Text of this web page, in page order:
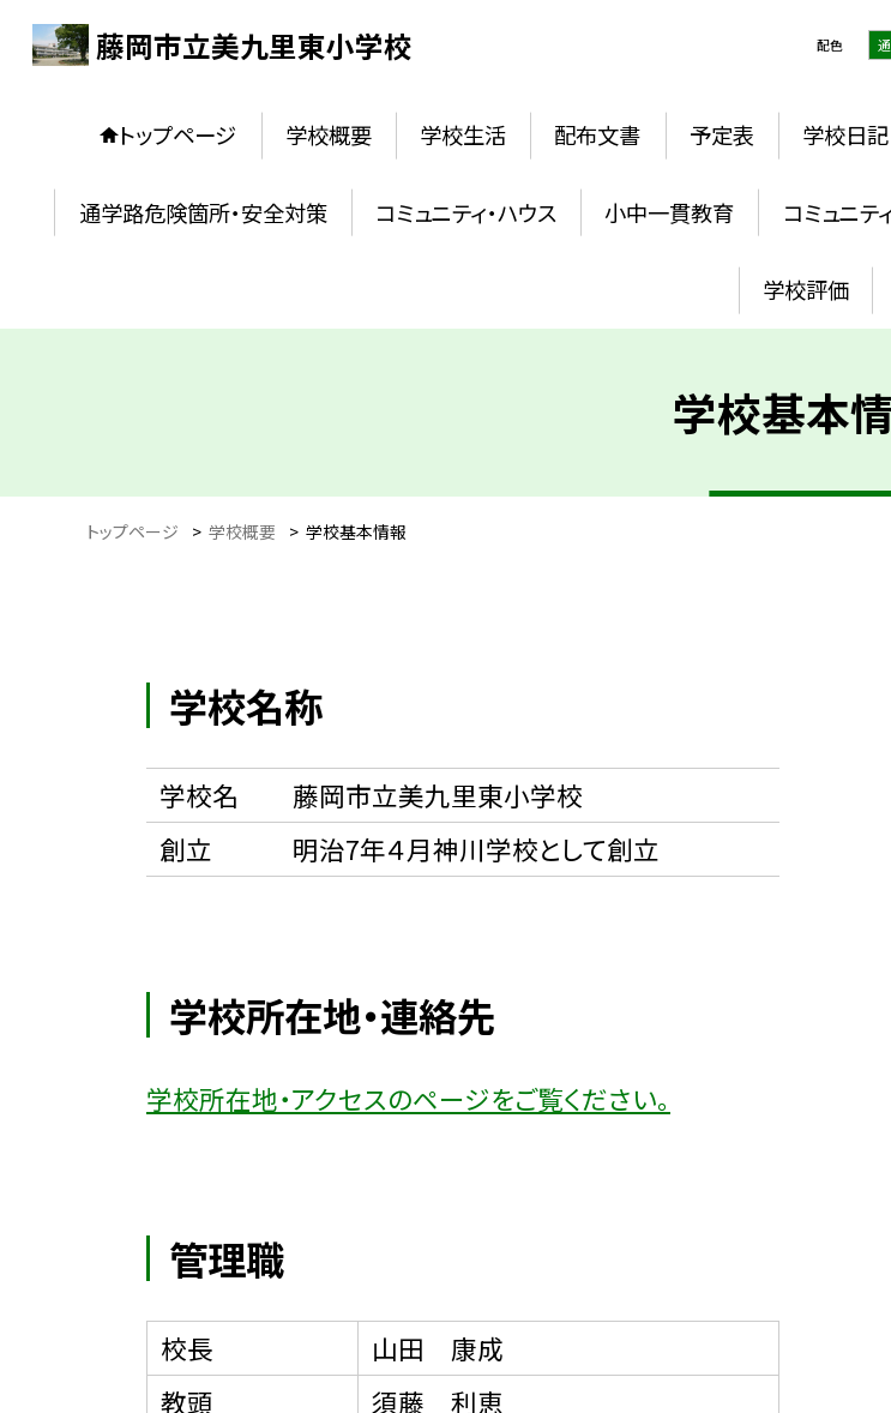
藤岡市立美九里東小学校 配色
トップページ 学校概要 学校生活 配布文書 予定表 学校日記
通学路危険箇所・安全対策 コミュニティ・ハウス 小中一貫教育 コミュニテ
学校評価
学校基本
トップページ > 学校概要 > 学校基本情報
学校名称
学校名
藤岡市立美九里東小学校
創立
明治7年４月神川学校として創立
学校所在地・連絡先
学校所在地・アクセスのページをご覧ください。
管理職
校長
山田 康成
教頭
須藤 利恵